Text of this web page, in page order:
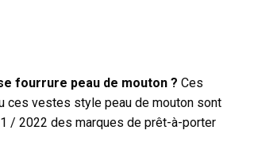
fourrure peau de mouton ?Ces
ces vestes style peau de mouton sont
/ 2022 des marques de prêt-à-porter